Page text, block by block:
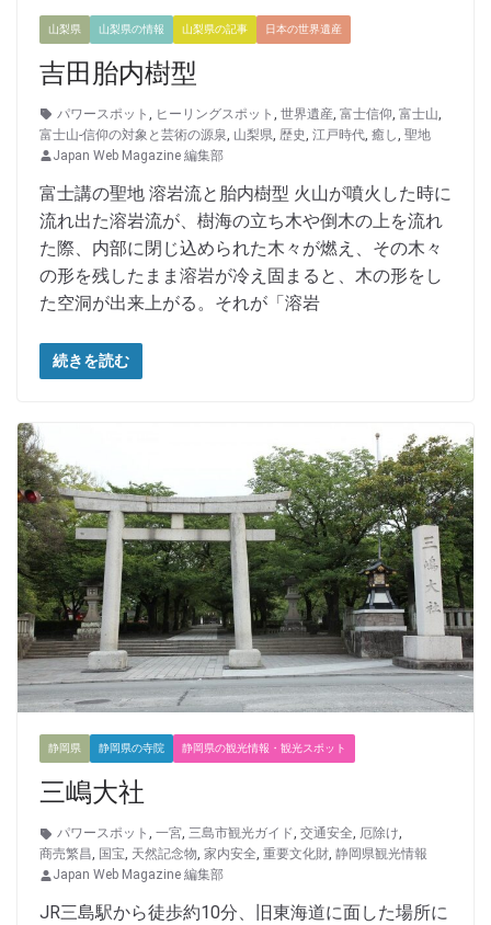
山梨県 山梨県の情報 山梨県の記事 日本の世界遺産
吉田胎内樹型
パワースポット , ヒーリングスポット , 世界遺産, 富士信仰, 富士山,
富士山-信仰の対象と芸術の源泉, 山梨県, 歴史, 江戸時代, 癒し, 聖地
Japan Web Magazine 編集部
富士講の聖地 溶岩流と胎内樹型 火山が噴火した時に
流れ出た溶岩流が、樹海の立ち木や倒木の上を流れ
た際、内部に閉じ込められた木々が燃え、その木々
の形を残したまま溶岩が冷え固まると、木の形をし
た空洞が出来上がる。それが「溶岩
続きを読む
静岡県 静岡県の寺院 静岡県の観光情報・観光スポット
三嶋大社
パワースポット , 一宮, 三島市観光ガイド, 交通安全, 厄除け,
商売繁昌, 国宝, 天然記念物, 家内安全, 重要文化財, 静岡県観光情報
Japan Web Magazine 編集部
JR三島駅から徒歩約10分、旧東海道に面した場所に